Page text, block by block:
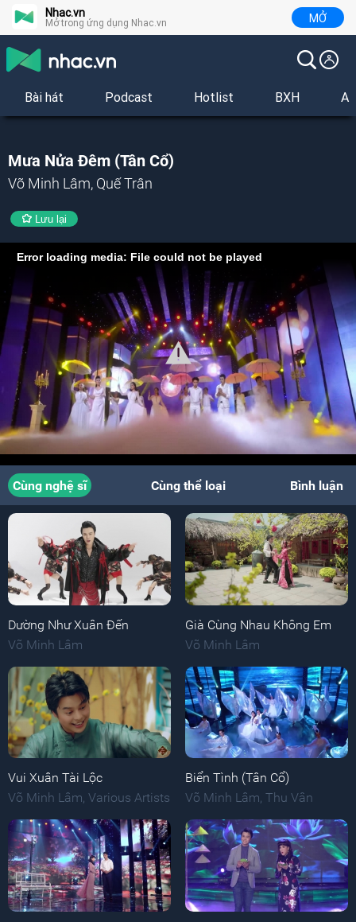
Nhac.vn
Mở trong ứng dụng Nhac.vn MỞ
Bài hát Podcast Hotlist BXH
Mưa Nửa Đêm (Tân Cổ)
Võ Minh Lâm, Quế Trân
Lưu lại
Error loading media: File could not be played
Cùng nghệ sĩ Cùng thể loại Bình luận
Dường Như Xuân Đến
Võ Minh Lâm
Già Cùng Nhau Không Em
Võ Minh Lâm
Vui Xuân Tài Lộc
Võ Minh Lâm, Various Artists
Biển Tình (Tân Cổ)
Võ Minh Lâm, Thu Vân